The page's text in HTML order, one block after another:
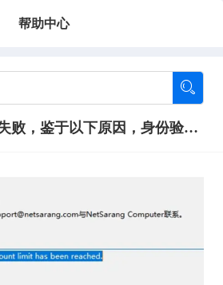
帮助中心
XShell提示：激活失败，鉴于以下原因，身份验证失败，错误信息：[Reason：7288]Activation count limit has been reached.